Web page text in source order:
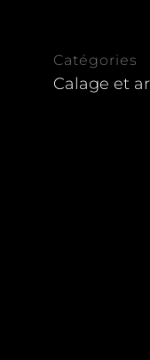
Catégories
Calage et